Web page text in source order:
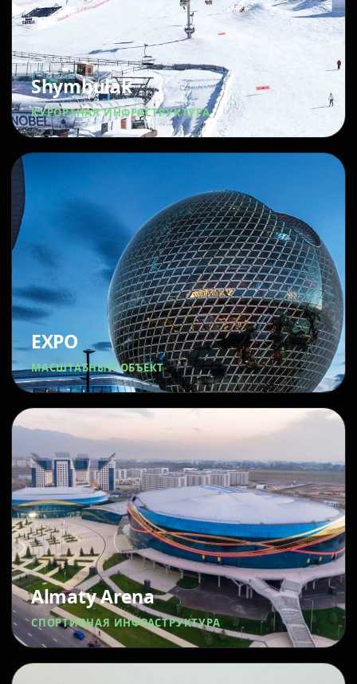
Shymbulak
КУРОРТНАЯ ИНФРАСТРУКТУРА
EXPO
МАСШТАБНЫЙ ОБЪЕКТ
Almaty Arena
СПОРТИВНАЯ ИНФРАСТРУКТУРА